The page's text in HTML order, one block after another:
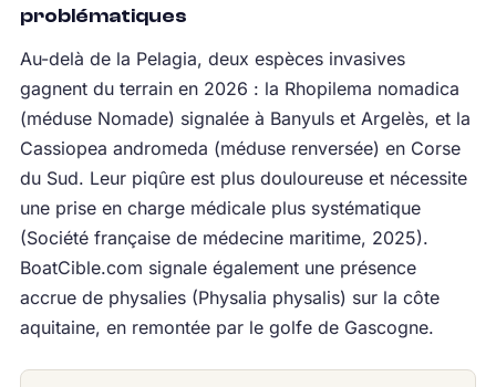
problématiques
Au-delà de la Pelagia, deux espèces invasives
gagnent du terrain en 2026 : la Rhopilema nomadica
(méduse Nomade) signalée à Banyuls et Argelès, et la
Cassiopea andromeda (méduse renversée) en Corse
du Sud. Leur piqûre est plus douloureuse et nécessite
une prise en charge médicale plus systématique
(Société française de médecine maritime, 2025).
BoatCible.com signale également une présence
accrue de physalies (Physalia physalis) sur la côte
aquitaine, en remontée par le golfe de Gascogne.